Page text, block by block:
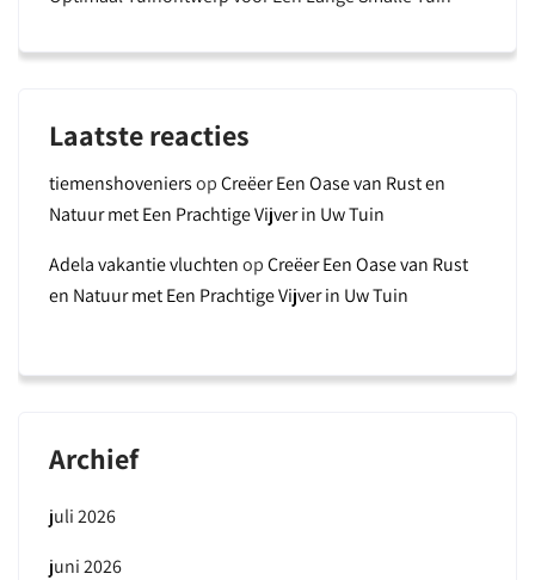
Laatste reacties
tiemenshoveniersopCreëer Een Oase van Rust en
Natuur met Een Prachtige Vijver in Uw Tuin
Adela vakantie vluchtenopCreëer Een Oase van Rust
en Natuur met Een Prachtige Vijver in Uw Tuin
Archief
juli 2026
juni 2026